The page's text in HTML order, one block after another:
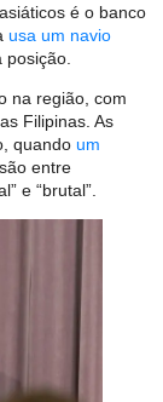
é o banco
usa um navio
na região, com
Filipinas. As
quando um
entre
e “brutal”.